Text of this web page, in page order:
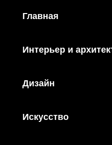
Главная
Интерьер и
Дизайн
Искусство